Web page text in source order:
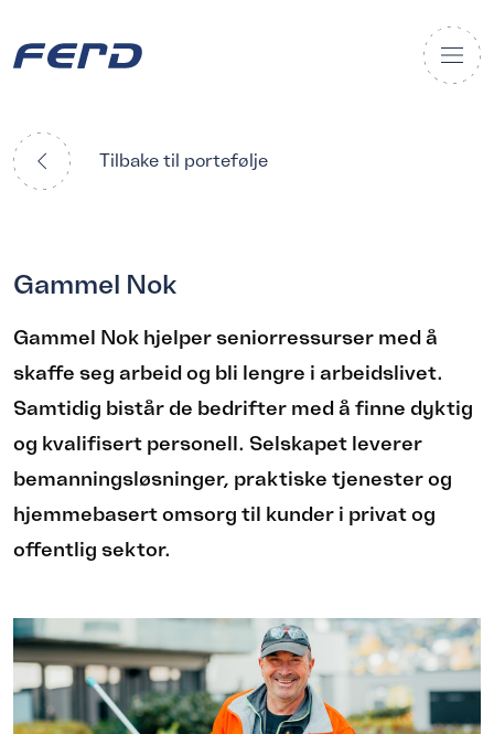
Tilbake til portefølje
Gammel Nok
Gammel Nok hjelper seniorressurser med å
skaffe seg arbeid og bli lengre i arbeidslivet.
Samtidig bistår de bedrifter med å finne dyktig
og kvalifisert personell. Selskapet leverer
bemanningsløsninger, praktiske tjenester og
hjemmebasert omsorg til kunder i privat og
offentlig sektor.